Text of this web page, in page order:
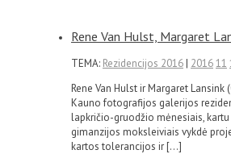
Rene Van Hulst, Margaret
TEMA: Rezidencijos 2016| 201611
Rene Van Hulst ir Margaret Lansink
Kauno fotografijos galerijos
lapkričio-gruodžio mėnesiais, kartu
gimanzijos moksleiviais vykdė
kartos tolerancijos ir […]